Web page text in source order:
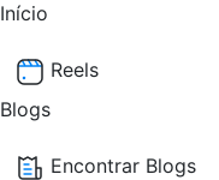
Início
Reels
Blogs
Encontrar Blogs